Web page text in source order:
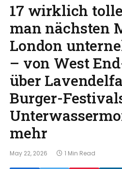
17 wirklich
man nächsten
London
– von West
über
Burger-
mehr
May 22, 2026 1 Min Read